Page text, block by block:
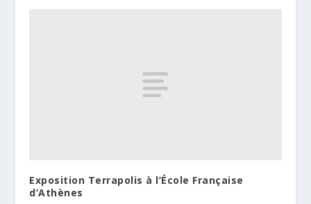
Exposition Terrapolis à l’École Française
d’Athènes